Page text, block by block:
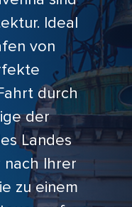
Ideal
von
durch
der
Landes
Ihrer
zu einem